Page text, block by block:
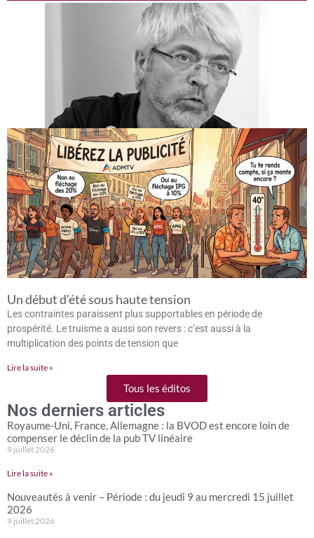
Un début d’été sous haute tension
Les contraintes paraissent plus supportables en période de
prospérité. Le truisme a aussi son revers : c’est aussi à la
multiplication des points de tension que
Lire la suite »
Tous les éditos
Nos derniers articles
Royaume-Uni, France, Allemagne : la BVOD est encore loin de
compenser le déclin de la pub TV linéaire
9 juillet 2026
Lire la suite »
Nouveautés à venir – Période : du jeudi 9 au mercredi 15 juillet
2026
9 juillet 2026